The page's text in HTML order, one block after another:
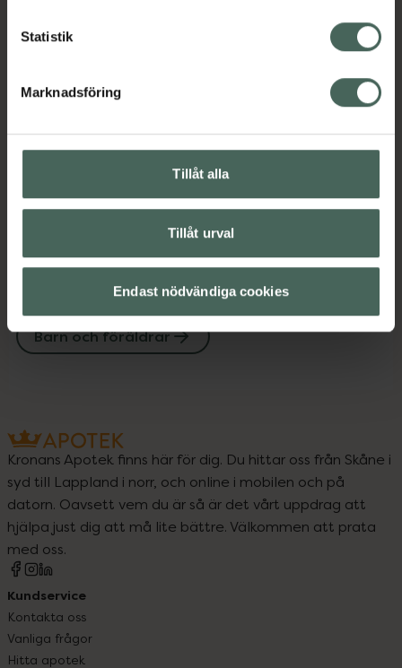
Statistik
Marknadsföring
Tillåt alla
Tillåt urval
Endast nödvändiga cookies
Amning och matning
Visa
Upptäck flera produkter inom
Amning och matning
Amnings-bh
Barn och föräldrar
Kronans Apotek finns här för dig. Du hittar oss från Skåne i
syd till Lappland i norr, och online i mobilen och på
datorn. Oavsett vem du är så är det vårt uppdrag att
hjälpa just dig att må lite bättre. Välkommen att prata
med oss.
Kundservice
Kontakta oss
Vanliga frågor
Hitta apotek